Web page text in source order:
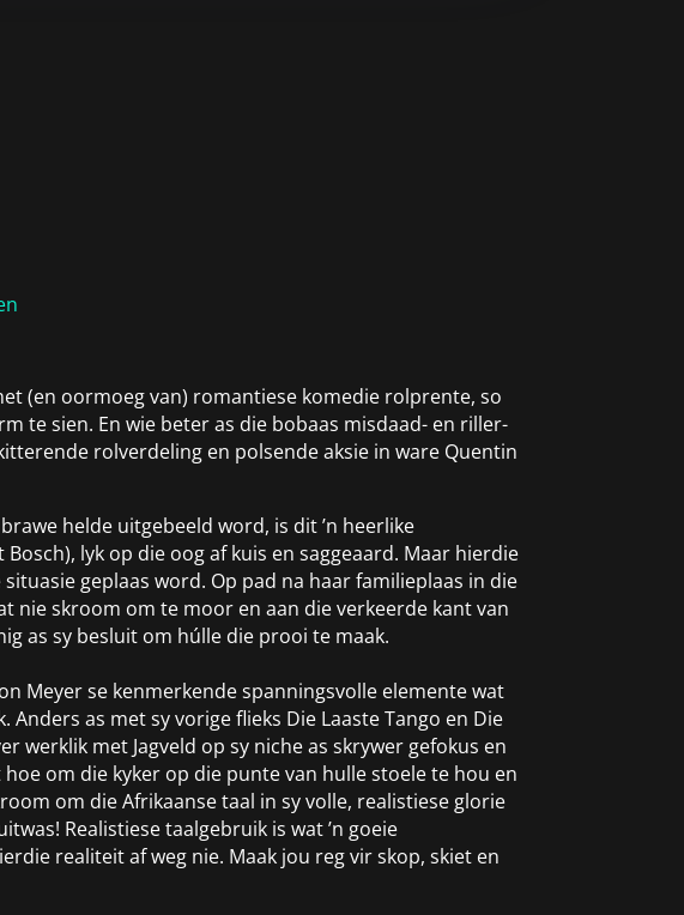
(en oormoeg van) romantiese komedie rolprente, so
te sien. En wie beter as die bobaas misdaad- en riller-
rolverdeling en polsende aksie in ware Quentin
helde uitgebeeld word, is dit ’n heerlike
lyk op die oog af kuis en saggeaard. Maar hierdie
geplaas word. Op pad na haar familieplaas in die
nie skroom om te moor en aan die verkeerde kant van
as sy besluit om húlle die prooi te maak.
Meyer se kenmerkende spanningsvolle elemente wat
as met sy vorige flieks Die Laaste Tango en Die
werklik met Jagveld op sy niche as skrywer gefokus en
om die kyker op die punte van hulle stoele te hou en
om die Afrikaanse taal in sy volle, realistiese glorie
Realistiese taalgebruik is wat ’n goeie
realiteit af weg nie. Maak jou reg vir skop, skiet en